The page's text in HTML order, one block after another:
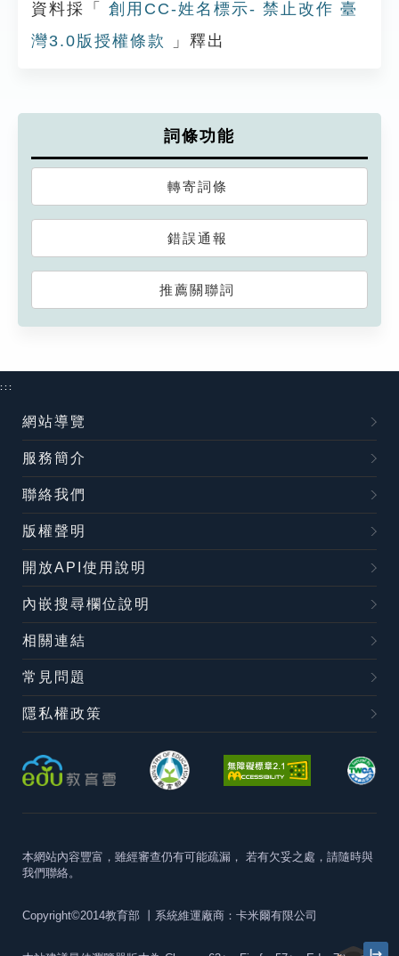
資料採「
創用CC-姓名標示- 禁止改作 臺
灣3.0版授權條款
」釋出
詞條功能
轉寄詞條
錯誤通報
推薦關聯詞
:::
網站導覽
服務簡介
聯絡我們
版權聲明
開放API使用說明
內嵌搜尋欄位說明
相關連結
常見問題
隱私權政策
本網站內容豐富，雖經審查仍有可能疏漏， 若有欠妥之處，請隨時與
我們聯絡。
Copyright©2014教育部 丨系統維運廠商：卡米爾有限公司